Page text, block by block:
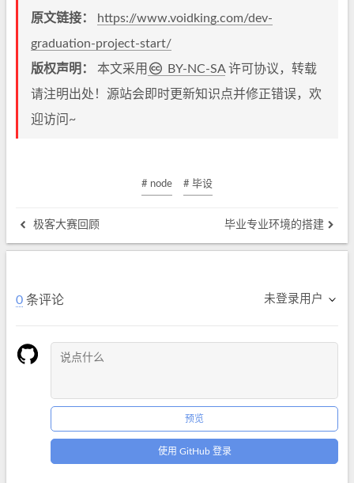
原文链接：
https://www.voidking.com/dev-
graduation-project-start/
版权声明：
本文采用 BY-NC-SA许可协议，转载
请注明出处！源站会即时更新知识点并修正错误，欢
迎访问~
# node # 毕设
极客大赛回顾 毕业专业环境的搭建
0 条评论 未登录用户
预览
使用 GitHub 登录